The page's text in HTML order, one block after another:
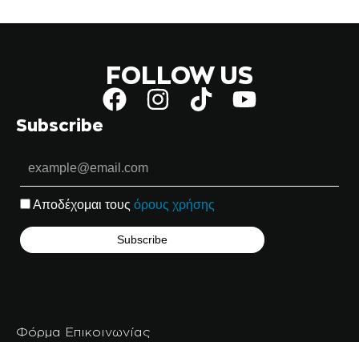
FOLLOW US
Subscribe
Αποδέχομαι τους όρους χρήσης
Φόρμα Επικοινωνίας